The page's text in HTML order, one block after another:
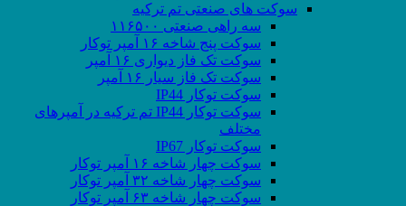
سوکت های صنعتی تم ترکیه
سه راهی صنعتی ۱۱۶۵۰۰
سوکت پنج شاخه ۱۶ آمپر توکار
سوکت تک فاز دیواری ۱۶ آمپر
سوکت تک فاز سیار ۱۶ آمپر
سوکت توکار IP44
سوکت توکار IP44 تم ترکیه در آمپرهای
مختلف
سوکت توکار IP67
سوکت چهار شاخه ۱۶ آمپر توکار
سوکت چهار شاخه ۳۲ آمپر توکار
سوکت چهار شاخه ۶۳ آمپر توکار